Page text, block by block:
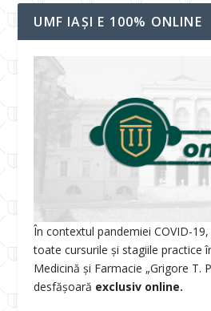
UMF IAȘI E 100% ONLINE
În contextul pandemiei COVID-
toate cursurile și stagiile practice
Medicină și Farmacie „Grigore T.
desfășoară exclusiv online.